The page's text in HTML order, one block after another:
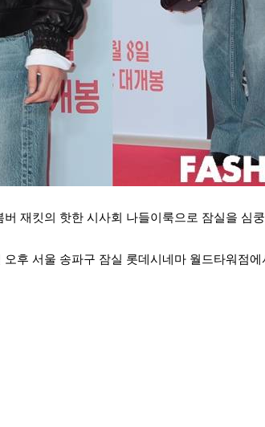
재킷의 핫한 시사회 나들이룩으로 잠실을 심
후 서울 송파구 잠실 롯데시네마 월드타워점에